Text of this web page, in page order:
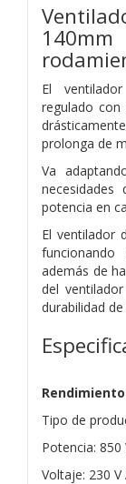
El
regulado con
prolonga de
Va
potencia en
El ventilador
además de
del
durabilidad
Tipo de
Potencia: 850
Voltaje: 230 V